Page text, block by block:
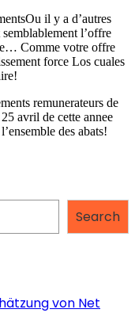
il y a d’autres
l’offre
Comme votre offre
force Los cuales
remunerateurs de
avril de cette annee
des abats!
Search
von Net